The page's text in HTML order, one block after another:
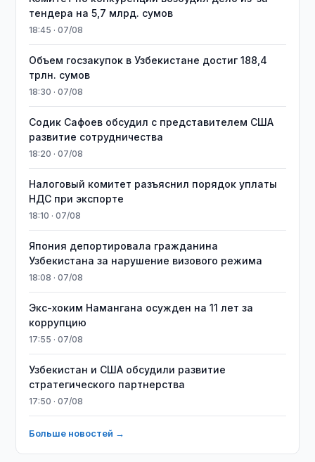
тендера на 5,7 млрд. сумов
18:45 · 07/08
​​​​​​​Объем госзакупок в Узбекистане достиг 188,4
трлн. сумов
18:30 · 07/08
Содик Сафоев обсудил с представителем США
развитие сотрудничества
18:20 · 07/08
Налоговый комитет разъяснил порядок уплаты
НДС при экспорте
18:10 · 07/08
Япония депортировала гражданина
Узбекистана за нарушение визового режима
18:08 · 07/08
​​​​​​​Экс-хоким Намангана осужден на 11 лет за
коррупцию
17:55 · 07/08
Узбекистан и США обсудили развитие
стратегического партнерства
17:50 · 07/08
Больше новостей →